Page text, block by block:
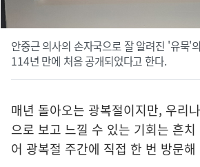
안중근 의사의 손자국으로 잘 알려진 '유묵'
114년 만에 처음 공개되었다고 한다.
매년 돌아오는 광복절이지만, 우리
으로 보고 느낄 수 있는 기회는 흔
어 광복절 주간에 직접 한 번 방문